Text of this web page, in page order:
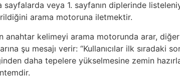
veya 1. sayfanın diplerinde
arama motoruna iletmektir.
anahtar kelimeyi arama motorunda arar,
şu mesajı verir: “Kullanıcılar ilk sıradaki
daha tepelere yükselmesine zemin